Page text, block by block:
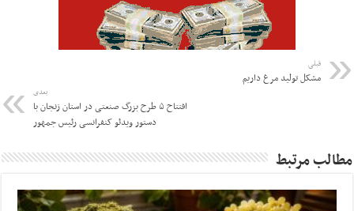
قبلی
مشکل تولید مرغ داریم
بعدی
افتتاح ۵ طرح بزرگ صنعتی در استان زنجان با
دستور ویدئو کنفرانسی رئیس جمهور
مطالب مرتبط